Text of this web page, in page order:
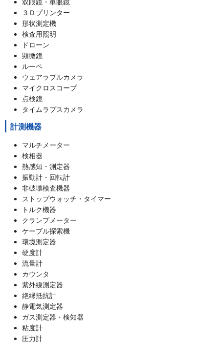
双眼鏡・単眼鏡
３Ｄプリンター
形状測定機
検査用照明
ドローン
顕微鏡
ルーペ
ウェアラブルカメラ
マイクロスコープ
点検鏡
タイムラプスカメラ
計測機器
マルチメーター
検相器
熱感知・測定器
振動計・回転計
非破壊検査機器
ストップウォッチ・タイマー
トルク機器
クランプメーター
ケーブル探索機
環境測定器
硬度計
流量計
カウンタ
紫外線測定器
絶縁抵抗計
静電気測定器
ガス測定器・検知器
粘度計
圧力計